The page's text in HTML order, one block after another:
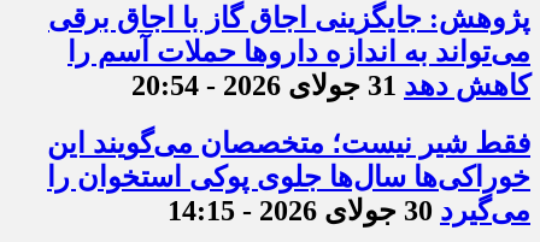
پژوهش: جایگزینی اجاق گاز با اجاق برقی
می‌تواند به اندازه داروها حملات آسم را
کاهش دهد 31 جولای 2026 - 20:54
فقط شیر نیست؛ متخصصان می‌گویند این
خوراکی‌ها سال‌ها جلوی پوکی استخوان را
می‌گیرد 30 جولای 2026 - 14:15